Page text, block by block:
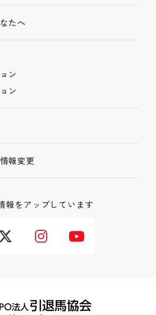
たへ
ン
ン
報変更
報をアップしています